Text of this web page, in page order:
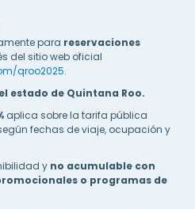
para reservaciones
del sitio web oficial
qroo2025.
estado de Quintana Roo.
aplica sobre la tarifa pública
fechas de viaje, ocupación y
y no acumulable con
o programas de